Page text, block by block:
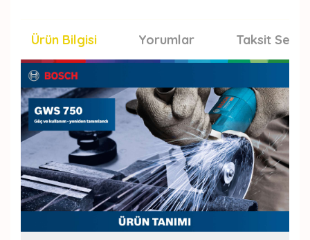
Ürün Bilgisi Yorumlar Taksit